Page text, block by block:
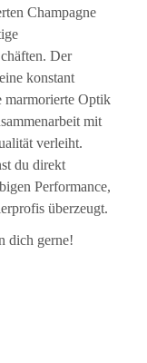
Champagne
Der
konstant
marmorierte Optik
mit
verleiht.
du direkt
Performance,
überzeugt.
dich gerne!